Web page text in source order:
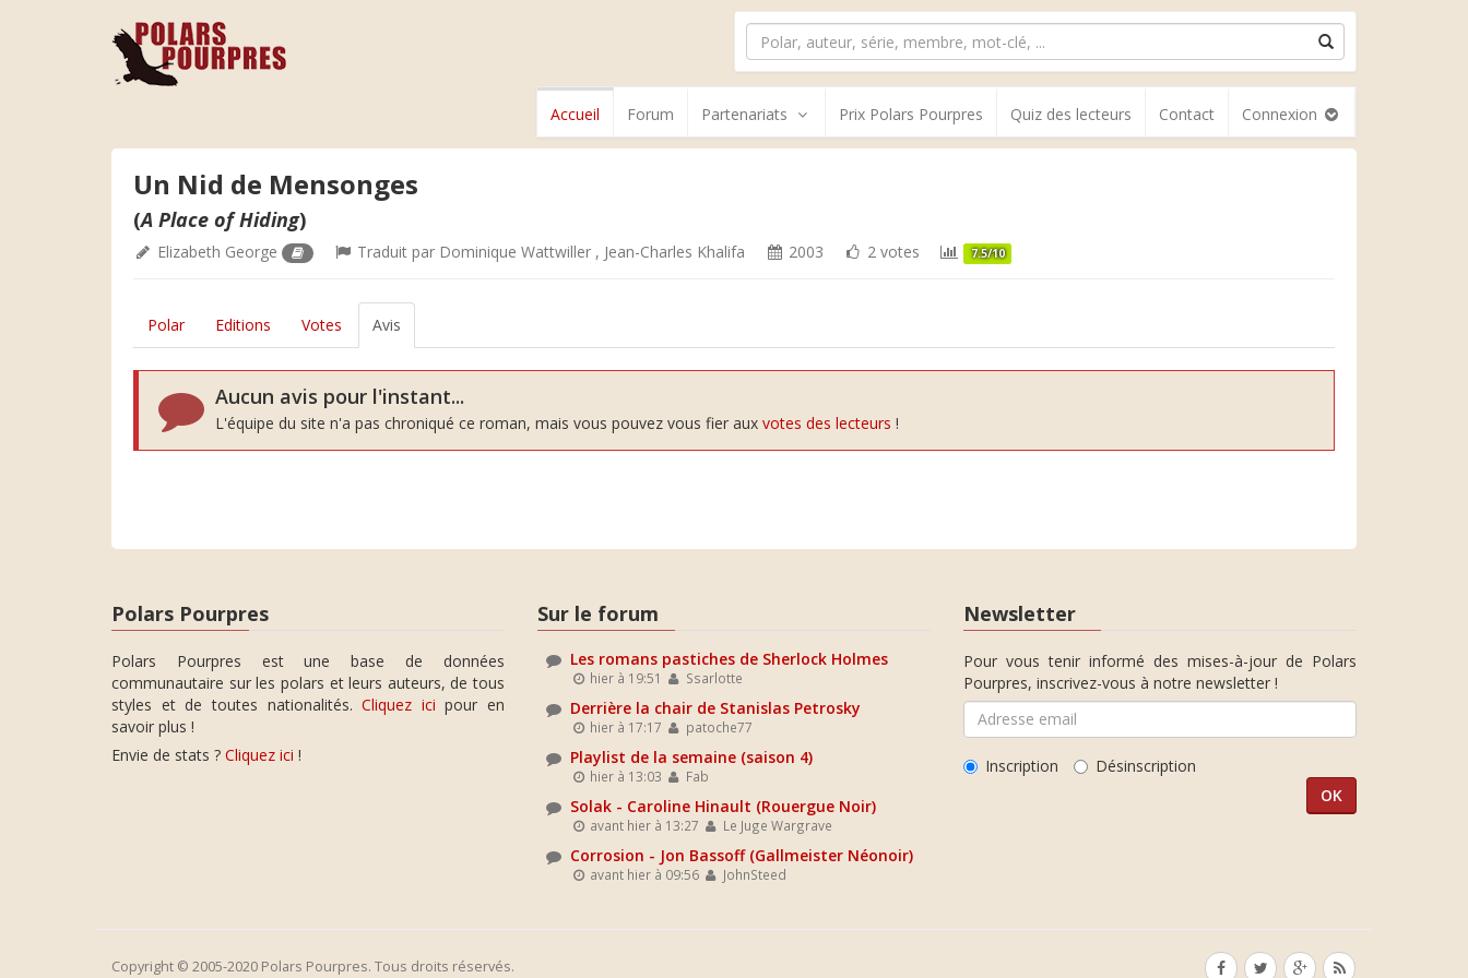
Accueil Forum Partenariats Prix Polars Pourpres Quiz des lecteurs Contact Connexion
Un Nid de Mensonges
(A Place of Hiding)
Elizabeth George Traduit par Dominique Wattwiller , Jean-Charles Khalifa 2003 2 votes 7.5/10
Polar Editions Votes Avis
Aucun avis pour l'instant...
L'équipe du site n'a pas chroniqué ce roman, mais vous pouvez vous fier aux votes des lecteurs !
Polars Pourpres
Polars Pourpres est une base de données
communautaire sur les polars et leurs auteurs, de tous
styles et de toutes nationalités.Cliquez ici pour en
savoir plus !
Envie de stats ? Cliquez ici !
Sur le forum
Les romans pastiches de Sherlock Holmes
hier à 19:51 Ssarlotte
Derrière la chair de Stanislas Petrosky
hier à 17:17 patoche77
Playlist de la semaine (saison 4)
hier à 13:03 Fab
Solak - Caroline Hinault (Rouergue Noir)
avant hier à 13:27 Le Juge Wargrave
Corrosion - Jon Bassoff (Gallmeister Néonoir)
avant hier à 09:56 JohnSteed
Newsletter
Pour vous tenir informé des mises-à-jour de Polars
Pourpres, inscrivez-vous à notre newsletter !
Inscription Désinscription
Copyright © 2005-2020 Polars Pourpres. Tous droits réservés.